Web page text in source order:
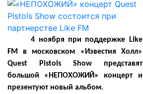
4 ноября при поддержке Like
FM в московском «Известия Холл»
Quest Pistols Show представят
большой «НЕПОХОЖИЙ» концерт и
презентуют новый альбом.